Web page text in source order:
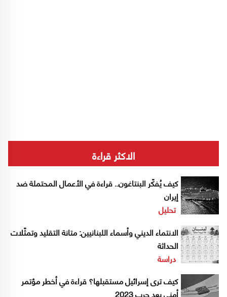
الاكثر قراءة
كيف يُفكّر البنتاغون.. قراءة في الأعمال المحتملة ضد
إيران
تحليل
الانتماء الديني وأسماء اللبنانيين: متانة التقليد وتمثّلات
الحداثة
دراسة
كيف ترى إسرائيل مستقبلها؟ قراءة في أخطر مؤتمر
أمني بعد حرب 2023